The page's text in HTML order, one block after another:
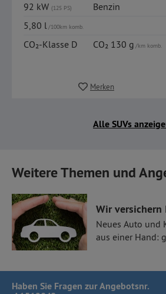
92 kW (125 PS)
Benzin
5,80 l/100km komb.
CO₂-Klasse D CO₂ 130 g/km komb.
Merken
Alle SUVs
Weitere Themen und
Wir versichern
Neues Auto und
aus einer Hand:
Haben Sie Fragen zur Angebotsnr.